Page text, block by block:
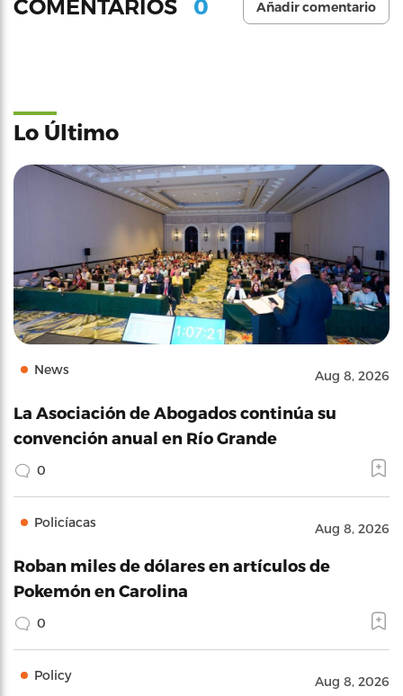
COMENTARIOS 0 Añadir comentario
Lo Último
News Aug 8, 2026
La Asociación de Abogados continúa su
convención anual en Río Grande
0
Policíacas Aug 8, 2026
Roban miles de dólares en artículos de
Pokemón en Carolina
0
Policy Aug 8, 2026